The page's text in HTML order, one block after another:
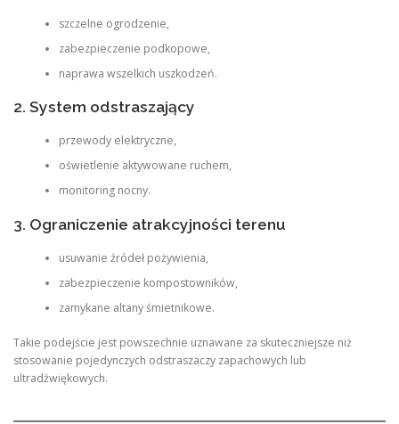
szczelne ogrodzenie,
zabezpieczenie podkopowe,
naprawa wszelkich uszkodzeń.
2. System odstraszający
przewody elektryczne,
oświetlenie aktywowane ruchem,
monitoring nocny.
3. Ograniczenie atrakcyjności terenu
usuwanie źródeł pożywienia,
zabezpieczenie kompostowników,
zamykane altany śmietnikowe.
Takie podejście jest powszechnie uznawane za skuteczniejsze niż
stosowanie pojedynczych odstraszaczy zapachowych lub
ultradźwiękowych.